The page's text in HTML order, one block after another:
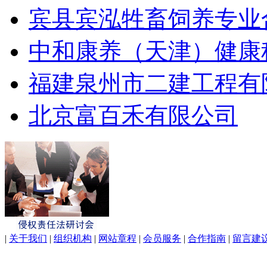
宾县宾泓牲畜饲养专
中和康养（天津）健
福建泉州市二建工程
北京富百禾有限公司
| 关于我们 | 组织机构 | 网站章程 | 会员服务 | 合作指南 | 留言建